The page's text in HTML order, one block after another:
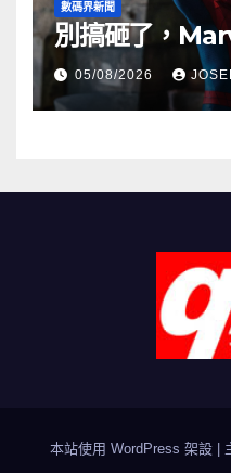
數碼界新聞
別搞砸了，
05/08/2026
本站使用 WordPress 架設